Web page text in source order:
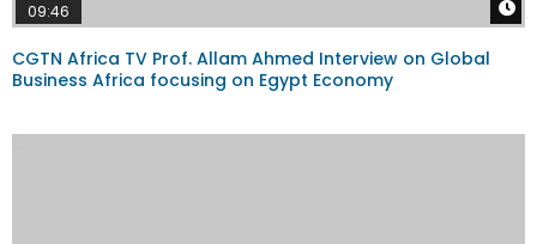
09:46
CGTN Africa TV Prof. Allam Ahmed Interview on Global
Business Africa focusing on Egypt Economy